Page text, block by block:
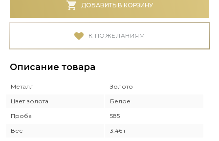
ДОБАВИТЬ В КОРЗИНУ
К ПОЖЕЛАНИЯМ
Описание товара
Металл
Золото
Цвет золота
Белое
Проба
585
Вес
3.46 г